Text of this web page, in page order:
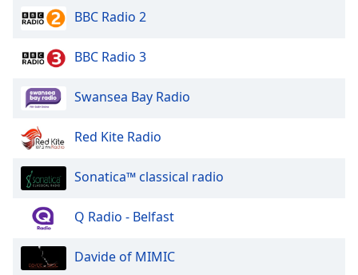
dialog
Escape
cancel
close
window.
Color
Opacity
BBC Radio 2
BBC Radio 3
Swansea Bay Radio
Red Kite Radio
Sonatica™ classical radio
Q Radio - Belfast
Davide of MIMIC